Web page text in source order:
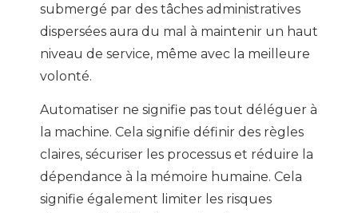
submergé par des tâches administratives
dispersées aura du mal à maintenir un haut
niveau de service, même avec la meilleure
volonté.
Automatiser ne signifie pas tout déléguer à
la machine. Cela signifie définir des règles
claires, sécuriser les processus et réduire la
dépendance à la mémoire humaine. Cela
signifie également limiter les risques